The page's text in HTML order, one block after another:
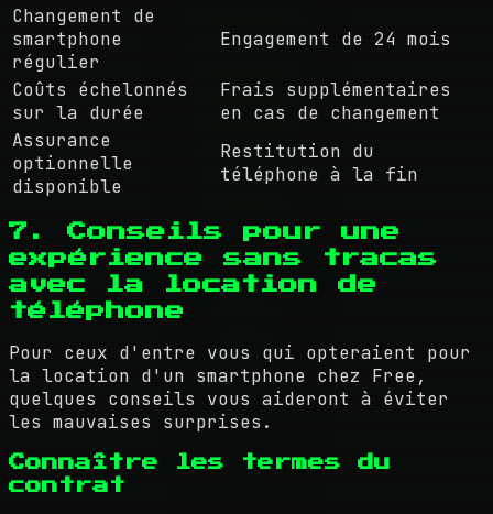
Changement de
smartphone
régulier
Engagement de 24 mois
Coûts échelonnés
sur la durée
Frais supplémentaires
en cas de changement
Assurance
optionnelle
disponible
Restitution du
téléphone à la fin
7. Conseils pour une
expérience sans tracas
avec la location de
téléphone
Pour ceux d'entre vous qui opteraient pour
la location d'un smartphone chez Free,
quelques conseils vous aideront à éviter
les mauvaises surprises.
Connaître les termes du
contrat